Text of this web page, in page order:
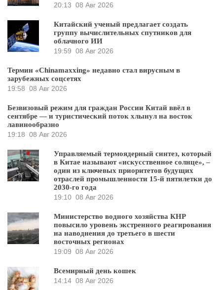
20:13 08 Авг 2026
Китайский ученый предлагает создать
группу вычислительных спутников для
облачного ИИ
19:59 08 Авг 2026
Термин «Chinamaxxing» недавно стал вирусным в
зарубежных соцсетях
19:58 08 Авг 2026
Безвизовый режим для граждан России Китай ввёл в
сентябре — и туристический поток хлынул на восток
лавинообразно
19:18 08 Авг 2026
Управляемый термоядерный синтез, который
в Китае называют «искусственное солнце», –
один из ключевых приоритетов будущих
отраслей промышленности 15-й пятилетки до
2030-го года
19:10 08 Авг 2026
Министерство водного хозяйства КНР
повысило уровень экстренного реагирования
на наводнения до третьего в шести
восточных регионах
19:09 08 Авг 2026
Всемирный день кошек
14:14 08 Авг 2026